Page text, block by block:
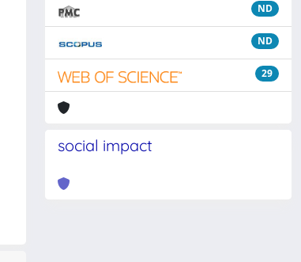
ND
ND
29
social impact